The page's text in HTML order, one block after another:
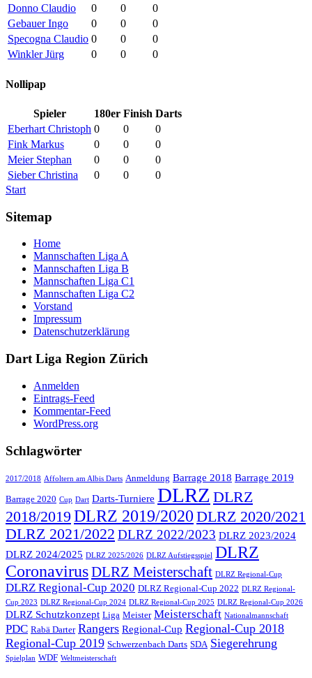
Donno Claudio
0 0
0
Gebauer Ingo
0 0
0
Specogna Claudio 0 0
0
Winkler Jürg
0 0 0
Nollipap
Spieler 180er Finish Darts
Eberhart Christoph 0 0
0
Fink Markus
0 0
0
Meier Stephan
0 0
0
Sieber Christina
0 0
0
Start
Sitemap
Home
Mannschaften Liga A
Mannschaften Liga B
Mannschaften Liga C1
Mannschaften Liga C2
Vorstand
Impressum
Datenschutzerklärung
Dart Liga Region Zürich
Anmelden
Eintrags-Feed
Kommentar-Feed
WordPress.org
Schlagwörter
2017/2018 Affoltern am Albis Darts Anmeldung Barrage 2018 Barrage 2019
Barrage 2020 Cup Dart Darts-Turniere DLRZ DLRZ
2018/2019 DLRZ 2019/2020 DLRZ 2020/2021
DLRZ 2021/2022 DLRZ 2022/2023 DLRZ 2023/2024
DLRZ 2024/2025 DLRZ 2025/2026 DLRZ Aufstiegsspiel DLRZ
CoronavirusDLRZ Meisterschaft DLRZ Regional-Cup
DLRZ Regional-Cup 2020 DLRZ Regional-Cup 2022 DLRZ Regional-
Cup 2023 DLRZ Regional-Cup 2024 DLRZ Regional-Cup 2025 DLRZ Regional-Cup 2026
DLRZ Schutzkonzept Liga Meister Meisterschaft Nationalmannschaft
PDC Rabä Darter Rangers Regional-Cup Regional-Cup 2018
Regional-Cup 2019 Schwerzenbach Darts SDA Siegerehrung
Spielplan WDF Weltmeisterschaft